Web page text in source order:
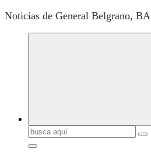
Noticias de General Belgrano, BA
Buscar: